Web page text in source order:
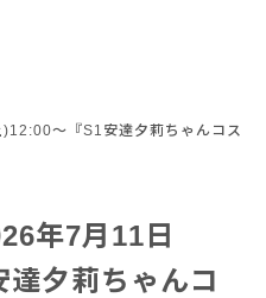
～『S1安達夕莉ちゃんコス
年7月11日
夕莉ちゃんコ